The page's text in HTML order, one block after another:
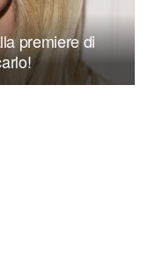
premiere di